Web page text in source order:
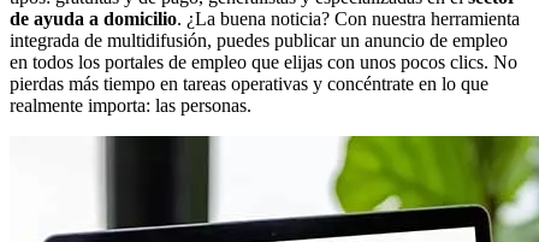
de ayuda a domicilio. ¿La buena noticia? Con nuestra herramienta
integrada de multidifusión, puedes publicar un anuncio de empleo
en todos los portales de empleo que elijas con unos pocos clics. No
pierdas más tiempo en tareas operativas y concéntrate en lo que
realmente importa: las personas.